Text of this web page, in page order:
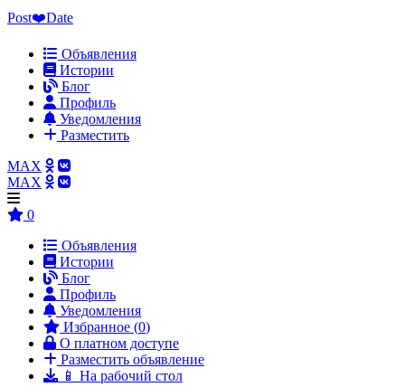
Post❤️Date
Объявления
Истории
Блог
Профиль
Уведомления
Разместить
MAX
MAX
0
Объявления
Истории
Блог
Профиль
Уведомления
Избранное (0)
О платном доступе
Разместить объявление
📱 На рабочий стол